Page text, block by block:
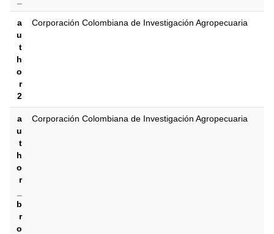
a
u
t
h
o
r
2
Corporación Colombiana de Investigación Agropecuaria
a
u
t
h
o
r
b
r
o
Corporación Colombiana de Investigación Agropecuaria